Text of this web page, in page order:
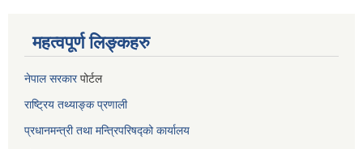
महत्वपूर्ण लिङ्कहरु
नेपाल सरकारपोर्टल
राष्ट्रिय तथ्याङ्क प्रणाली
प्रधानमन्त्री तथा मन्त्रिपरिषद्को कार्यालय